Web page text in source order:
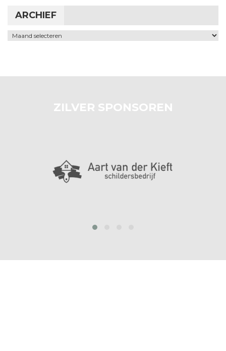
ARCHIEF
Archief
ZILVER SPONSOREN
prev